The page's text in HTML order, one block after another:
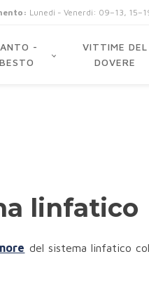
Lunedi - Venerdi: 09–13,
-
VITTIME DEL
DOVERE
linfatico
del sistema linfatico